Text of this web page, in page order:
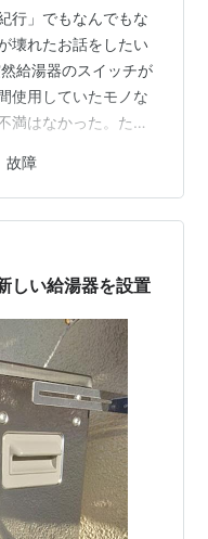
行」でもなんでもな
壊れたお話をしたい
給湯器のスイッチが
使用していたモノな
満はなかった。た
登地方の被災者の皆
だなと改めて感じ
復興を祈るばかり
はありながらも、近
で、月曜以外はジム
障
しい給湯器を設置